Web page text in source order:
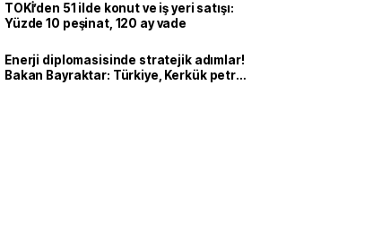
TOKİ’den 51 ilde konut ve iş yeri satışı:
Yüzde 10 peşinat, 120 ay vade
Enerji diplomasisinde stratejik adımlar!
Bakan Bayraktar: Türkiye, Kerkük petrol